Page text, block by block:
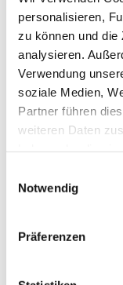
personalisieren,
zu können und die
analysieren.
Verwendung
soziale Medien,
Partner führen
weiteren Daten
Notwendig
Präferenzen
E-